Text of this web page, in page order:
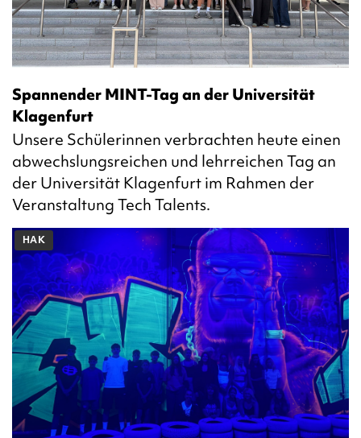
Spannender MINT-Tag an der Universität
Klagenfurt
Unsere Schülerinnen verbrachten heute einen
abwechslungsreichen und lehrreichen Tag an
der Universität Klagenfurt im Rahmen der
Veranstaltung Tech Talents.
HAK